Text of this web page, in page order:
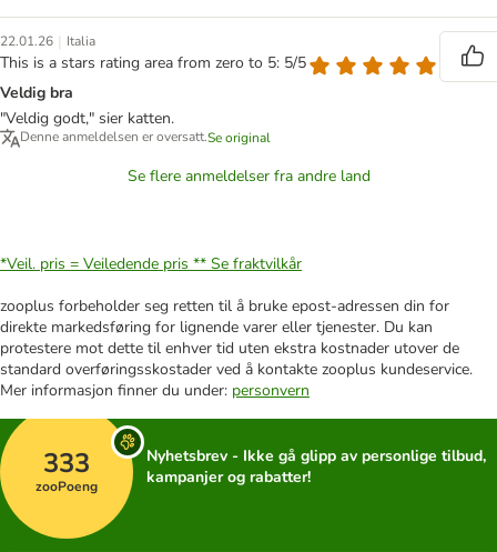
22.01.26 | Italia
This is a stars rating area from zero to 5: 5/5
Veldig bra
"Veldig godt," sier katten.
Denne anmeldelsen er oversatt.Se original
Se flere anmeldelser fra andre land
*Veil. pris = Veiledende pris ** Se fraktvilkår
zooplus forbeholder seg retten til å bruke epost-adressen din for
direkte markedsføring for lignende varer eller tjenester. Du kan
protestere mot dette til enhver tid uten ekstra kostnader utover de
standard overføringsskostader ved å kontakte zooplus kundeservice.
Mer informasjon finner du under: personvern
333
zooPoeng
Nyhetsbrev - Ikke gå glipp av personlige tilbud,
kampanjer og rabatter!